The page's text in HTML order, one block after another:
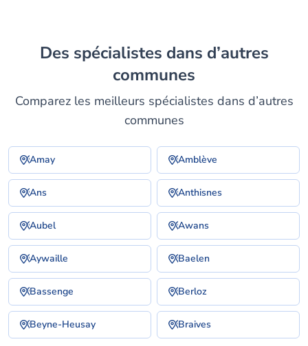
Des spécialistes dans d’autres
communes
Comparez les meilleurs spécialistes dans d’autres
communes
Amay Amblève
Ans Anthisnes
Aubel Awans
Aywaille Baelen
Bassenge Berloz
Beyne-Heusay Braives